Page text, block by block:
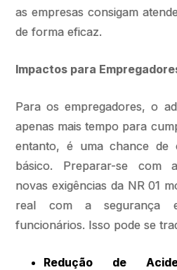
as empresas consigam
de forma eficaz.
Impactos para
Para os empregadores, o
apenas mais tempo para
entanto, é uma chance
básico. Preparar-se com
novas exigências da NR 01
real com a segurança
funcionários. Isso pode se
Redução de